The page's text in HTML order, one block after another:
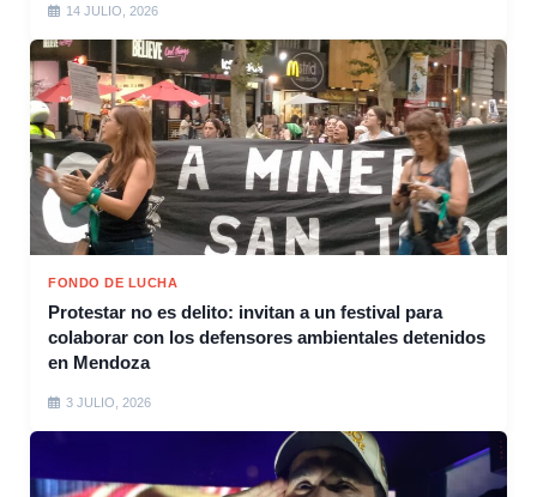
14 JULIO, 2026
FONDO DE LUCHA
Protestar no es delito: invitan a un festival para
colaborar con los defensores ambientales detenidos
en Mendoza
3 JULIO, 2026